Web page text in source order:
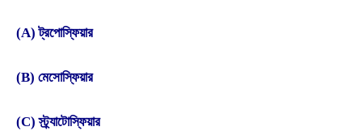
(A) ট্রপোস্ফিয়ার
(B) মেসোস্ফিয়ার
(C) স্ট্র্যাটোস্ফিয়ার